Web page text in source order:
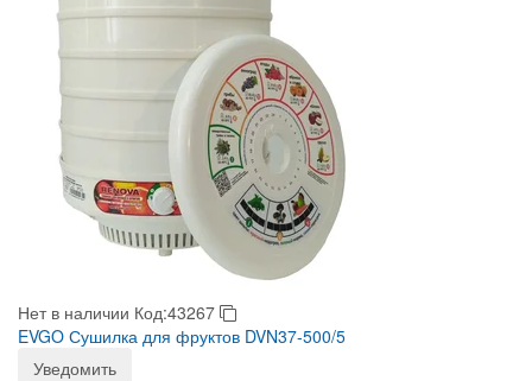
Нет в наличии Код:43267
EVGO Сушилка для фруктов DVN37-500/5
Уведомить